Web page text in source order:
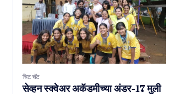
चिट चॅट
सेव्हन स्क्वेअर अकॅडमीच्या अंडर-17 मुली